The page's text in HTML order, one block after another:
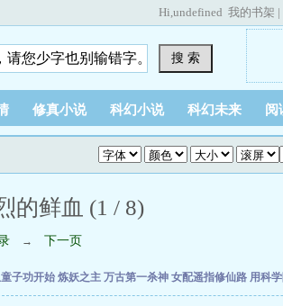
Hi,undefined 我的书架 |
搜 索
修真小说 科幻小说 科幻未来 阅
的鲜血 (1 / 8)
→ 下一页
子功开始 炼妖之主 万古第一杀神 女配遥指修仙路 用科